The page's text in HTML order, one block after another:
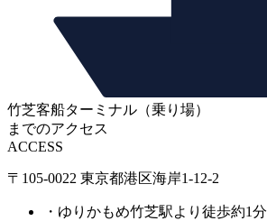
竹芝客船ターミナル（乗り場）
までのアクセス
ACCESS
〒105-0022 東京都港区海岸1-12-2
・ゆりかもめ竹芝駅より徒歩約1分